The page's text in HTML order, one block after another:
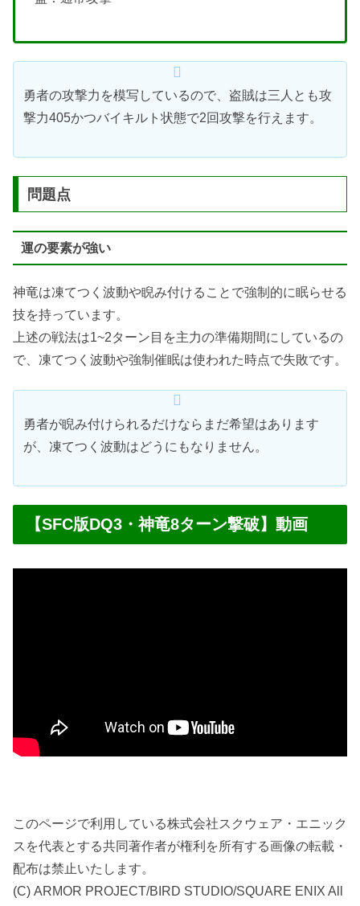
勇者の攻撃力を模写しているので、盗賊は三人とも攻
撃力405かつバイキルト状態で2回攻撃を行えます。
問題点
運の要素が強い
神竜は凍てつく波動や睨み付けることで強制的に眠らせる
技を持っています。
上述の戦法は1~2ターン目を主力の準備期間にしているの
で、凍てつく波動や強制催眠は使われた時点で失敗です。
勇者が睨み付けられるだけならまだ希望はあります
が、凍てつく波動はどうにもなりません。
【SFC版DQ3・神竜8ターン撃破】動画
このページで利用している株式会社スクウェア・エニック
スを代表とする共同著作者が権利を所有する画像の転載・
配布は禁止いたします。
(C) ARMOR PROJECT/BIRD STUDIO/SQUARE ENIX All